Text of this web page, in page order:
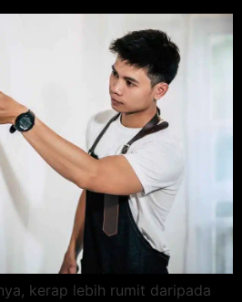
kerap lebih rumit daripada